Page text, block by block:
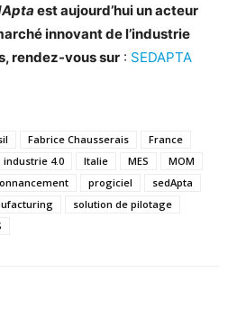
est aujourd’hui un acteur
innovant de l’industrie
rendez-vous sur : SEDAPTA
Fabrice Chausserais
France
industrie 4.0 Italie MES
MOM
progiciel
sedApta
solution de pilotage